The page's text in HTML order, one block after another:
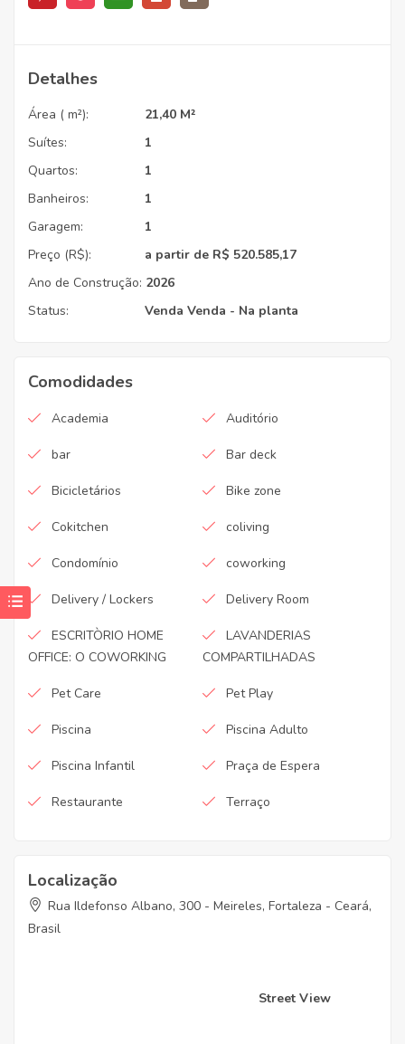
Detalhes
Área ( m²):
21,40 M²
Suítes:
1
Quartos:
1
Banheiros:
1
Garagem:
1
Preço (R$):
a partir de R$ 520.585,17
Ano de Construção: 2026
Status:
Venda Venda - Na planta
Comodidades
Academia Auditório
bar Bar deck
Bicicletários Bike zone
Cokitchen coliving
Condomínio coworking
Delivery / Lockers Delivery Room
ESCRITÒRIO HOME
OFFICE: O COWORKING
LAVANDERIAS
COMPARTILHADAS
Pet Care Pet Play
Piscina Piscina Adulto
Piscina Infantil Praça de Espera
Restaurante Terraço
Localização
Rua Ildefonso Albano, 300 - Meireles, Fortaleza - Ceará,
Brasil
Street View